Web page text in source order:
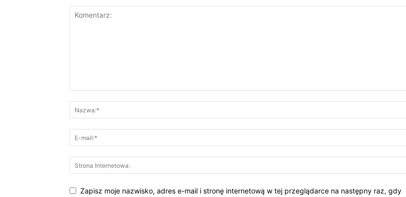
Zapisz moje nazwisko, adres e-mail i stronę internetową w tej przeglądarce na następny raz, gdy